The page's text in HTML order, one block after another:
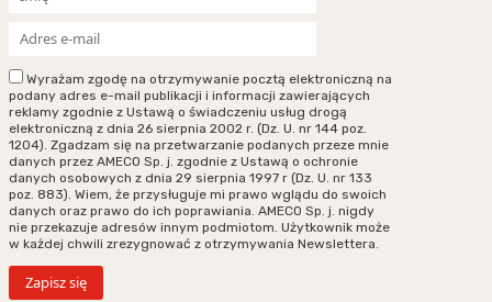
Wyrażam zgodę na otrzymywanie pocztą elektroniczną na
podany adres e-mail publikacji i informacji zawierających
reklamy zgodnie z Ustawą o świadczeniu usług drogą
elektroniczną z dnia 26 sierpnia 2002 r. (Dz. U. nr 144 poz.
1204). Zgadzam się na przetwarzanie podanych przeze mnie
danych przez AMECO Sp. j. zgodnie z Ustawą o ochronie
danych osobowych z dnia 29 sierpnia 1997 r (Dz. U. nr 133
poz. 883). Wiem, że przysługuje mi prawo wglądu do swoich
danych oraz prawo do ich poprawiania. AMECO Sp. j. nigdy
nie przekazuje adresów innym podmiotom. Użytkownik może
w każdej chwili zrezygnować z otrzymywania Newslettera.